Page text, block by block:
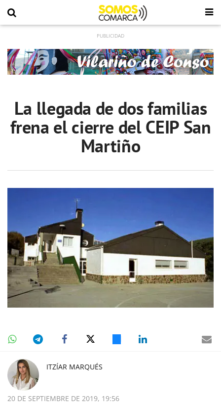
La llegada de dos familias
frena el cierre del CEIP San
Martiño
ITZÍAR MARQUÉS
20 DE SEPTIEMBRE DE 2019, 19:56